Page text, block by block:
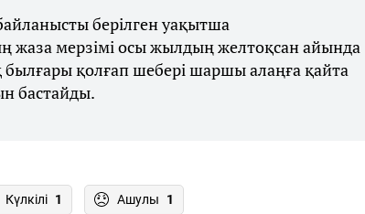
берілген уақытша
мерзімі осы жылдың желтоқсан айында
қолғап шебері шаршы алаңға қайта
бастайды.
Күлкілі 1 Ашулы 1